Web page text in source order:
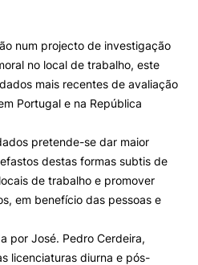
num projecto de investigação
no local de trabalho, este
mais recentes de avaliação
Portugal e na República
pretende-se dar maior
destas formas subtis de
de trabalho e promover
em benefício das pessoas e
por José. Pedro Cerdeira,
licenciaturas diurna e pós-